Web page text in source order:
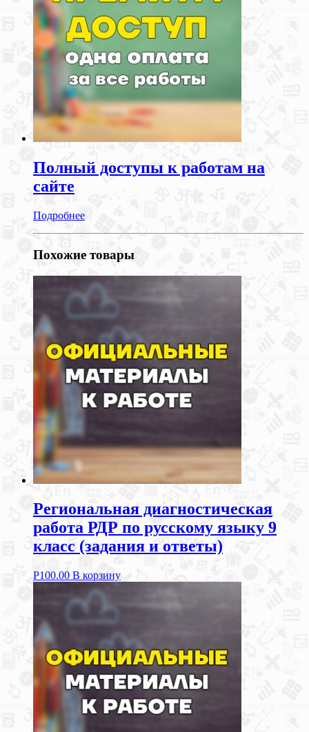
Полный доступы к работам на
сайте
Подробнее
Похожие товары
Региональная диагностическая
работа РДР по русскому языку 9
класс (задания и ответы)
Р100.00 В корзину